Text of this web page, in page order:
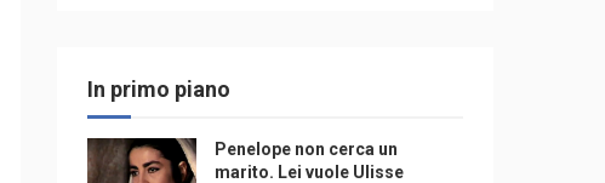
In primo piano
Penelope non cerca un
marito. Lei vuole Ulisse